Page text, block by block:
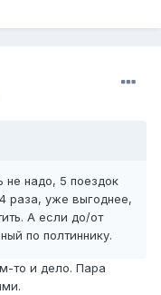
не надо, 5 поездок
раза, уже выгоднее,
А если до/от
по полтиннику.
то и дело. Пара